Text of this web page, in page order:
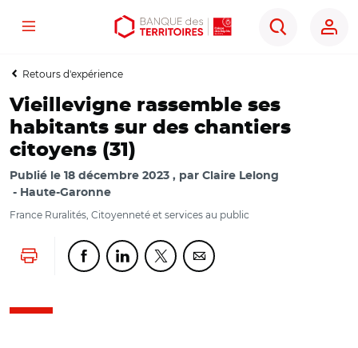
Aller
contenu
Aller
menu
Ouvrir
outils
Menu
Rechercher
Retours d'expérience
Vieillevigne rassemble ses
habitants sur des chantiers
citoyens (31)
Publié le 18 décembre 2023 par Claire Lelong
Haute-Garonne
France Ruralités, Citoyenneté et services au public
Lancer l'impressionPartager cette page sur Facebook
Partager cette page sur Linkedin
Partager cette page sur Twitter
Partager cette page sur